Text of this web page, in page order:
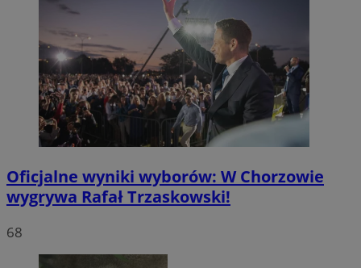
Oficjalne wyniki wyborów: W Chorzowie
wygrywa Rafał Trzaskowski!
68